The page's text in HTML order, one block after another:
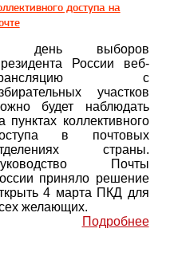
доступа на
день выборов
России веб-
с
участков
будет наблюдать
пунктах коллективного
в почтовых
страны.
Почты
приняло решение
4 марта ПКД для
желающих.
Подробнее